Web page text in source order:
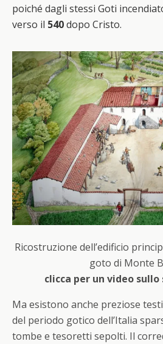
poiché dagli stessi Goti
verso il 540dopo Cristo.
Ricostruzione dell’edificio
goto di Monte
clicca per un video
Ma esistono anche preziose
del periodo gotico dell’Italia
tombe e tesoretti sepolti. Il